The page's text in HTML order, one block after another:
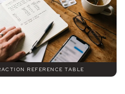
REFERENCE TABLE